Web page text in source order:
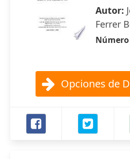
Autor:
Ferrer
Opciones de